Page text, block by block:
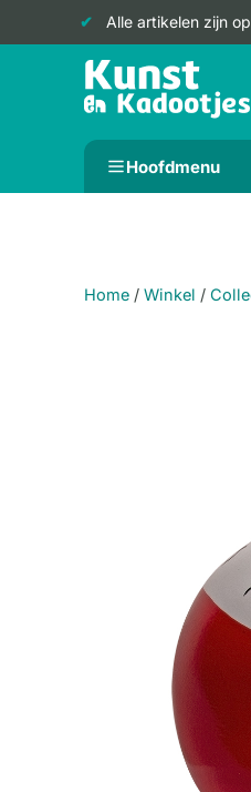
Alle artikelen zijn
Doorgaan
Hoofdmenu
Home / Winkel /